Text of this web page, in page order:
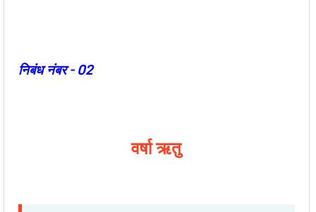
निबंध नंबर – 02
वर्षा ऋतु